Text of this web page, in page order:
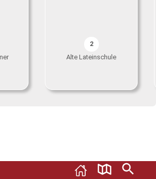
2
Alte Lateinschule